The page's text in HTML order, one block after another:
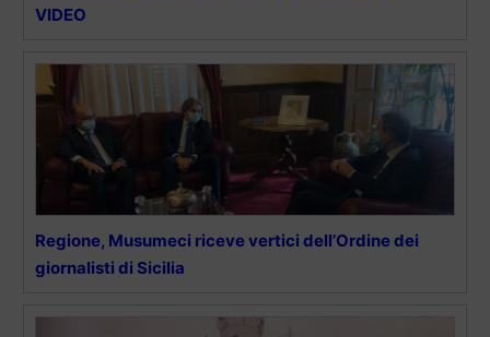
VIDEO
Regione, Musumeci riceve vertici dell’Ordine dei
giornalisti di Sicilia